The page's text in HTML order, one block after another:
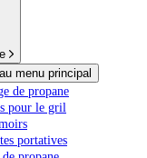
menu principal
de propane
pour le gril
portatives